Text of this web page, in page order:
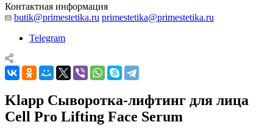
Контактная информация
butik@primestetika.ru primestetika@primestetika.ru
Telegram
Klapp Сыворотка-лифтинг для лица
Cell Pro Lifting Face Serum